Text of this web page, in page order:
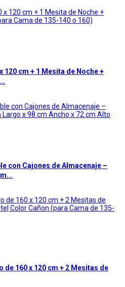
120 cm + 1 Mesita de Noche +
con Cajones de Almacenaje –
de 160 x 120 cm + 2 Mesitas de